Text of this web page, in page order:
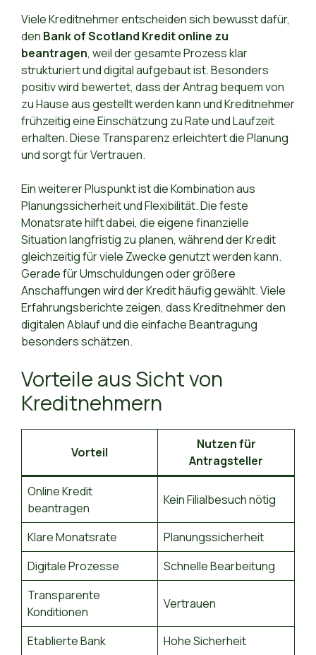
Viele Kreditnehmer entscheiden sich bewusst dafür,
den Bank of Scotland Kredit online zu
beantragen, weil der gesamte Prozess klar
strukturiert und digital aufgebaut ist. Besonders
positiv wird bewertet, dass der Antrag bequem von
zu Hause aus gestellt werden kann und Kreditnehmer
frühzeitig eine Einschätzung zu Rate und Laufzeit
erhalten. Diese Transparenz erleichtert die Planung
und sorgt für Vertrauen.
Ein weiterer Pluspunkt ist die Kombination aus
Planungssicherheit und Flexibilität. Die feste
Monatsrate hilft dabei, die eigene finanzielle
Situation langfristig zu planen, während der Kredit
gleichzeitig für viele Zwecke genutzt werden kann.
Gerade für Umschuldungen oder größere
Anschaffungen wird der Kredit häufig gewählt. Viele
Erfahrungsberichte zeigen, dass Kreditnehmer den
digitalen Ablauf und die einfache Beantragung
besonders schätzen.
Vorteile aus Sicht von
Kreditnehmern
Vorteil
Nutzen für
Antragsteller
Online Kredit
beantragen
Kein Filialbesuch nötig
Klare Monatsrate
Planungssicherheit
Digitale Prozesse
Schnelle Bearbeitung
Transparente
Konditionen
Vertrauen
Etablierte Bank Hohe Sicherheit